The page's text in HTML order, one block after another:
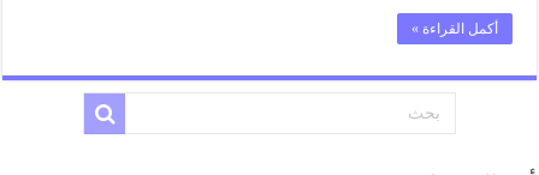
أكمل القراءة »